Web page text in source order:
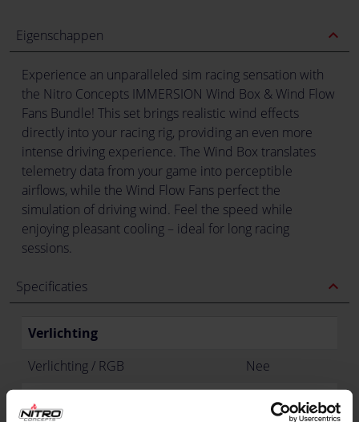
Eigenschappen expand_less
Experience an unparalleled sim racing sensation with
the Nitro Concepts IMMERSION Wind Box & Wind Flow
Fans Bundle! This set brings realistic wind effects
directly into your racing rig, providing an even more
intense driving experience. The Wind Box translates
telemetry data from your game into perceptible
airflows, while the Wind Flow Fans perfect the
simulation of driving wind. Feel the speed while
enjoying pleasant cooling – ideal for long racing
sessions.
Specificaties expand_less
Verlichting
Verlichting / RGB
Nee